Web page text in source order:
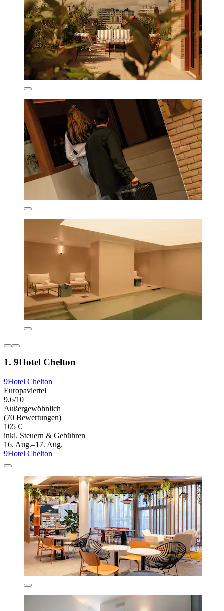
1. 9Hotel Chelton
9Hotel Chelton
Europaviertel
9,6/10
Außergewöhnlich
(70 Bewertungen)
105 €
inkl. Steuern & Gebühren
16. Aug.–17. Aug.
9Hotel Chelton